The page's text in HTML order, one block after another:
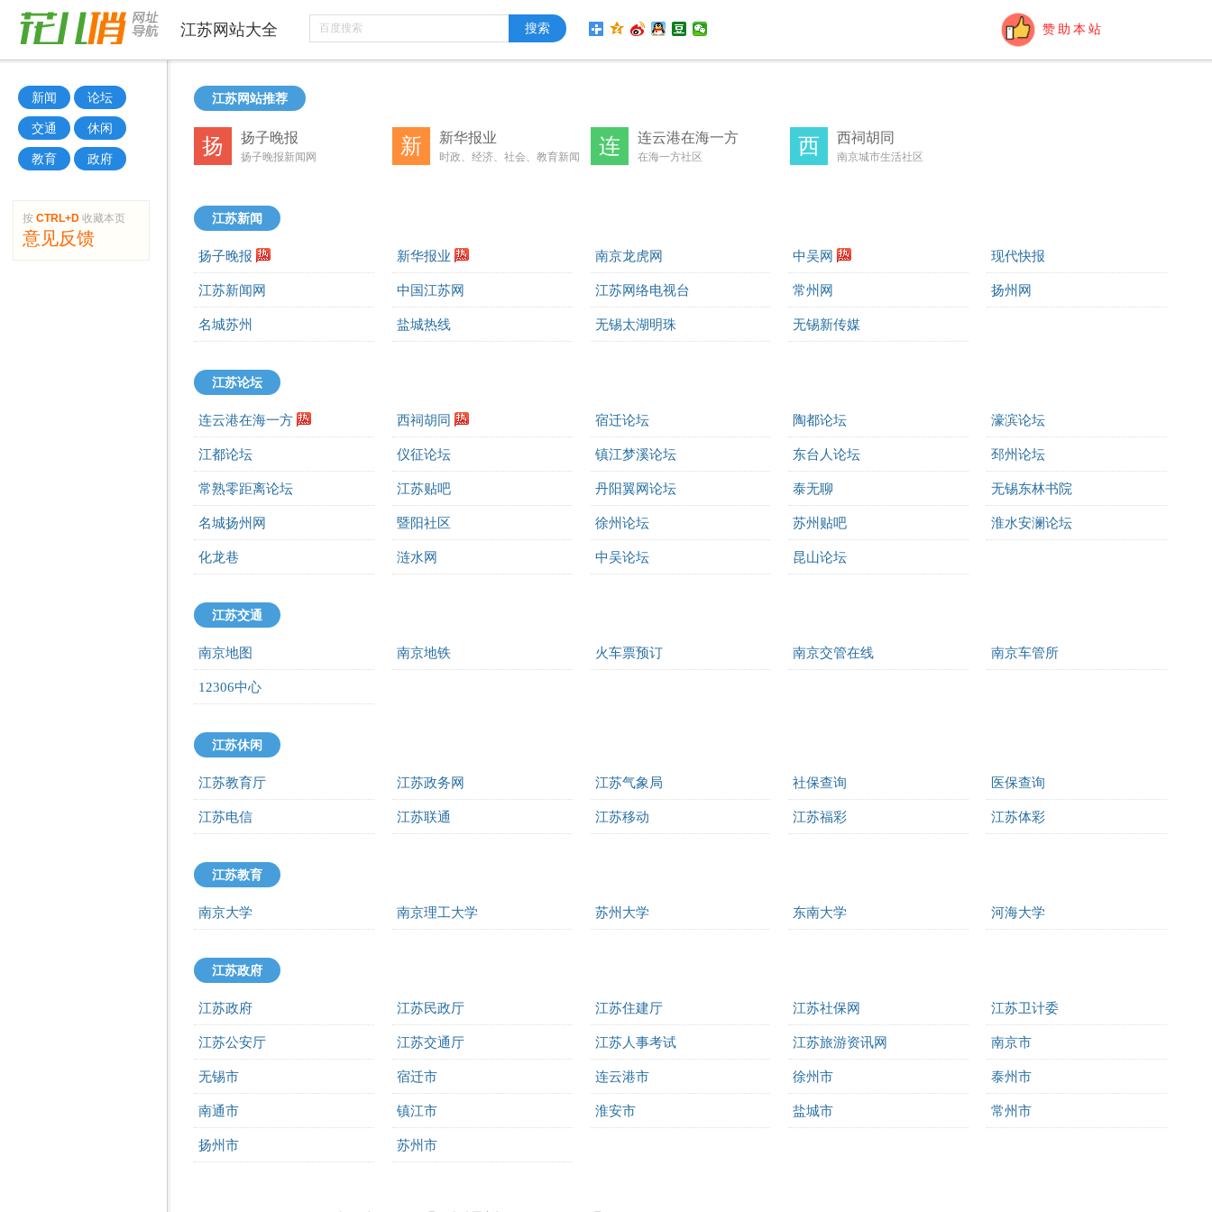
江苏网站大全 赞助本站
新闻 论坛
交通 休闲
教育 政府
按 CTRL+D 收藏本页
意见反馈
江苏网站推荐
扬 扬子晚报
扬子晚报新闻网 新 新华报业
时政、经济、社会、教育新闻
连 连云港在海一方
在海一方社区 西 西祠胡同
南京城市生活社区
江苏新闻
扬子晚报 新华报业 南京龙虎网 中吴网 现代快报
江苏新闻网 中国江苏网 江苏网络电视台 常州网 扬州网
名城苏州 盐城热线 无锡太湖明珠 无锡新传媒
江苏论坛
连云港在海一方 西祠胡同 宿迁论坛 陶都论坛 濠滨论坛
江都论坛 仪征论坛 镇江梦溪论坛 东台人论坛 邳州论坛
常熟零距离论坛 江苏贴吧 丹阳翼网论坛 泰无聊 无锡东林书院
名城扬州网 暨阳社区 徐州论坛 苏州贴吧 淮水安澜论坛
化龙巷 涟水网 中吴论坛 昆山论坛
江苏交通
南京地图 南京地铁 火车票预订 南京交管在线 南京车管所
12306中心
江苏休闲
江苏教育厅 江苏政务网 江苏气象局 社保查询 医保查询
江苏电信 江苏联通 江苏移动 江苏福彩 江苏体彩
江苏教育
南京大学 南京理工大学 苏州大学 东南大学 河海大学
江苏政府
江苏政府 江苏民政厅 江苏住建厅 江苏社保网 江苏卫计委
江苏公安厅 江苏交通厅 江苏人事考试 江苏旅游资讯网 南京市
无锡市 宿迁市 连云港市 徐州市 泰州市
南通市 镇江市 淮安市 盐城市 常州市
扬州市 苏州市